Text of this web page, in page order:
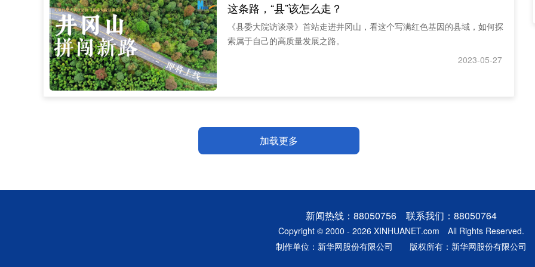
这条路，“县”该怎么走？
《县委大院访谈录》首站走进井冈山，看这个写满红色基因的县域，如何探
索属于自己的高质量发展之路。
2023-05-27
加载更多
新闻热线：88050756 联系我们：88050764
Copyright © 2000 - 2026 XINHUANET.com All Rights Reserved.
制作单位：新华网股份有限公司 版权所有：新华网股份有限公司